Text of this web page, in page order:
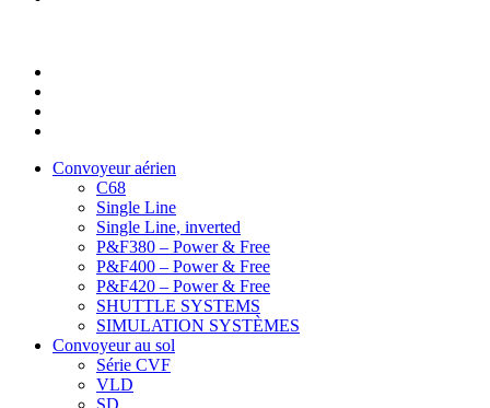
Convoyeur aérien
C68
Single Line
Single Line, inverted
P&F380 – Power & Free
P&F400 – Power & Free
P&F420 – Power & Free
SHUTTLE SYSTEMS
SIMULATION SYSTÈMES
Convoyeur au sol
Série CVF
VLD
SD